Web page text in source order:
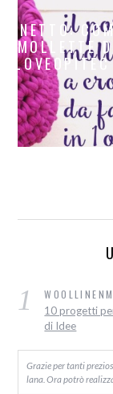
IL
1
10 progetti
di Idee
Grazie per tanti
lana. Ora potrò